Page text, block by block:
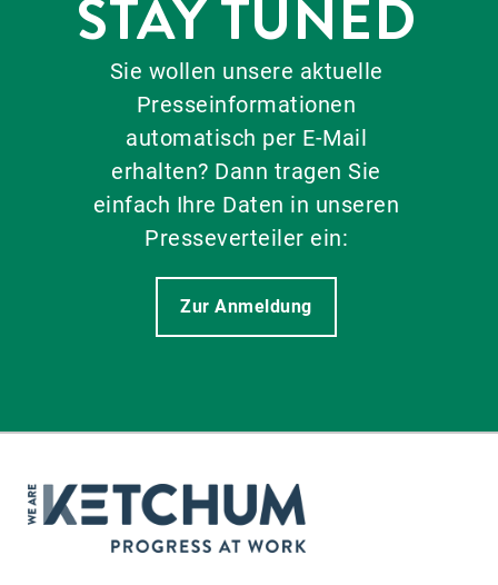
STAY TUNED
Sie wollen unsere aktuelle
Presseinformationen
automatisch per E-Mail
erhalten? Dann tragen Sie
einfach Ihre Daten in unseren
Presseverteiler ein:
Zur Anmeldung